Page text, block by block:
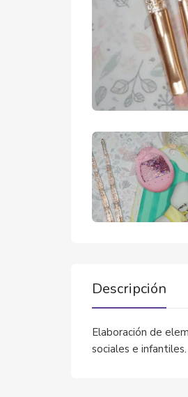
Descripción
Elaboración de
sociales e infantiles.